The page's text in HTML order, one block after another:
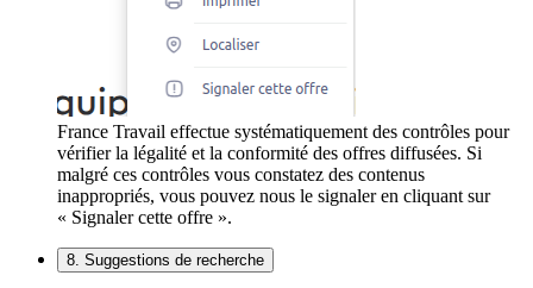
France Travail effectue systématiquement des contrôles pour
vérifier la légalité et la conformité des offres diffusées. Si
malgré ces contrôles vous constatez des contenus
inappropriés, vous pouvez nous le signaler en cliquant sur
« Signaler cette offre ».
8. Suggestions de recherche